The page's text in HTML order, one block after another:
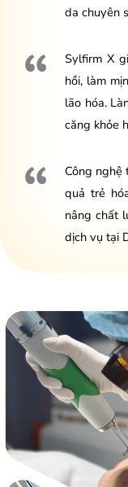
da chuyên
Sylfirm X
hồi, làm
lão hóa.
căng khỏe
Công
quả trẻ
nâng chất
dịch vụ tại